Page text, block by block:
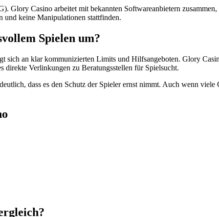
Glory Casino arbeitet mit bekannten Softwareanbietern
und keine Manipulationen stattfinden.
Spielen um?
sich an klar kommunizierten Limits und Hilfsangeboten. Glory
direkte Verlinkungen zu Beratungsstellen für Spielsucht.
dass es den Schutz der Spieler ernst nimmt. Auch wenn